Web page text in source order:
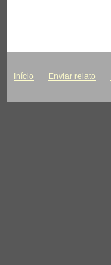
Início Enviar relato